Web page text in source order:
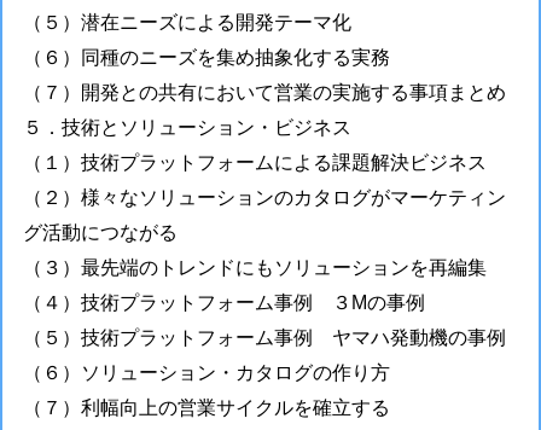
（５）潜在ニーズによる開発テーマ化
（６）同種のニーズを集め抽象化する実務
（７）開発との共有において営業の実施する事項まとめ
５．技術とソリューション・ビジネス
（１）技術プラットフォームによる課題解決ビジネス
（２）様々なソリューションのカタログがマーケティン
グ活動につながる
（３）最先端のトレンドにもソリューションを再編集
（４）技術プラットフォーム事例 ３Mの事例
（５）技術プラットフォーム事例 ヤマハ発動機の事例
（６）ソリューション・カタログの作り方
（７）利幅向上の営業サイクルを確立する